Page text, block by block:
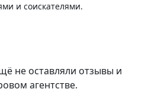
и соискателями.
не оставляли отзывы и
агентстве.